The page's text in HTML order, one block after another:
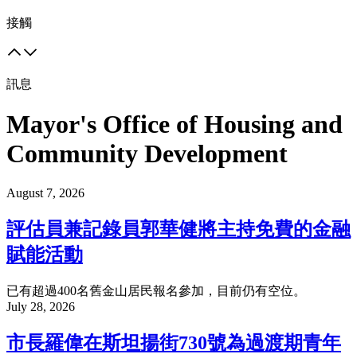
接觸
訊息
Mayor's Office of Housing and
Community Development
August 7, 2026
評估員兼記錄員郭華健將主持免費的金融
賦能活動
已有超過400名舊金山居民報名參加，目前仍有空位。
July 28, 2026
市長羅偉在斯坦揚街730號為過渡期青年